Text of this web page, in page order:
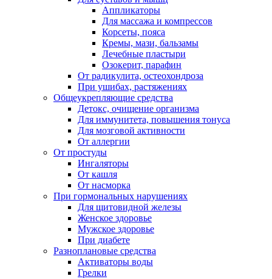
Аппликаторы
Для массажа и компрессов
Корсеты, пояса
Кремы, мази, бальзамы
Лечебные пластыри
Озокерит, парафин
От радикулита, остеохондроза
При ушибах, растяжениях
Общеукрепляющие средства
Детокс, очищение организма
Для иммунитета, повышения тонуса
Для мозговой активности
От аллергии
От простуды
Ингаляторы
От кашля
От насморка
При гормональных нарушениях
Для щитовидной железы
Женское здоровье
Мужское здоровье
При диабете
Разноплановые средства
Активаторы воды
Грелки